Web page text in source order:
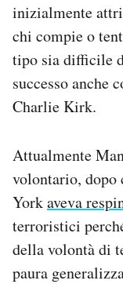
inizialmente
chi compie o
tipo sia difficile
successo anche
Charlie Kirk.
Attualmente
volontario, dopo
Yorkaveva
terroristici
della volontà di
paura